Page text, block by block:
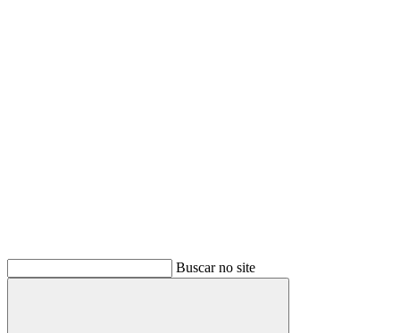
Buscar no site